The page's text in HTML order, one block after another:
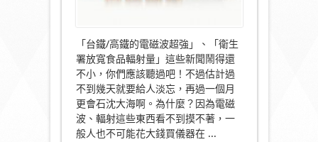
住
「台鐵/高鐵的電磁波超強」、「衛生
署放寬食品輻射量」這些新聞鬧得還
不小，你們應該聽過吧！不過估計過
不到幾天就要給人淡忘，再過一個月
更會石沈大海啊。為什麼？因為電磁
波、輻射這些東西看不到摸不著，一
般人也不可能花大錢買儀器在 ...